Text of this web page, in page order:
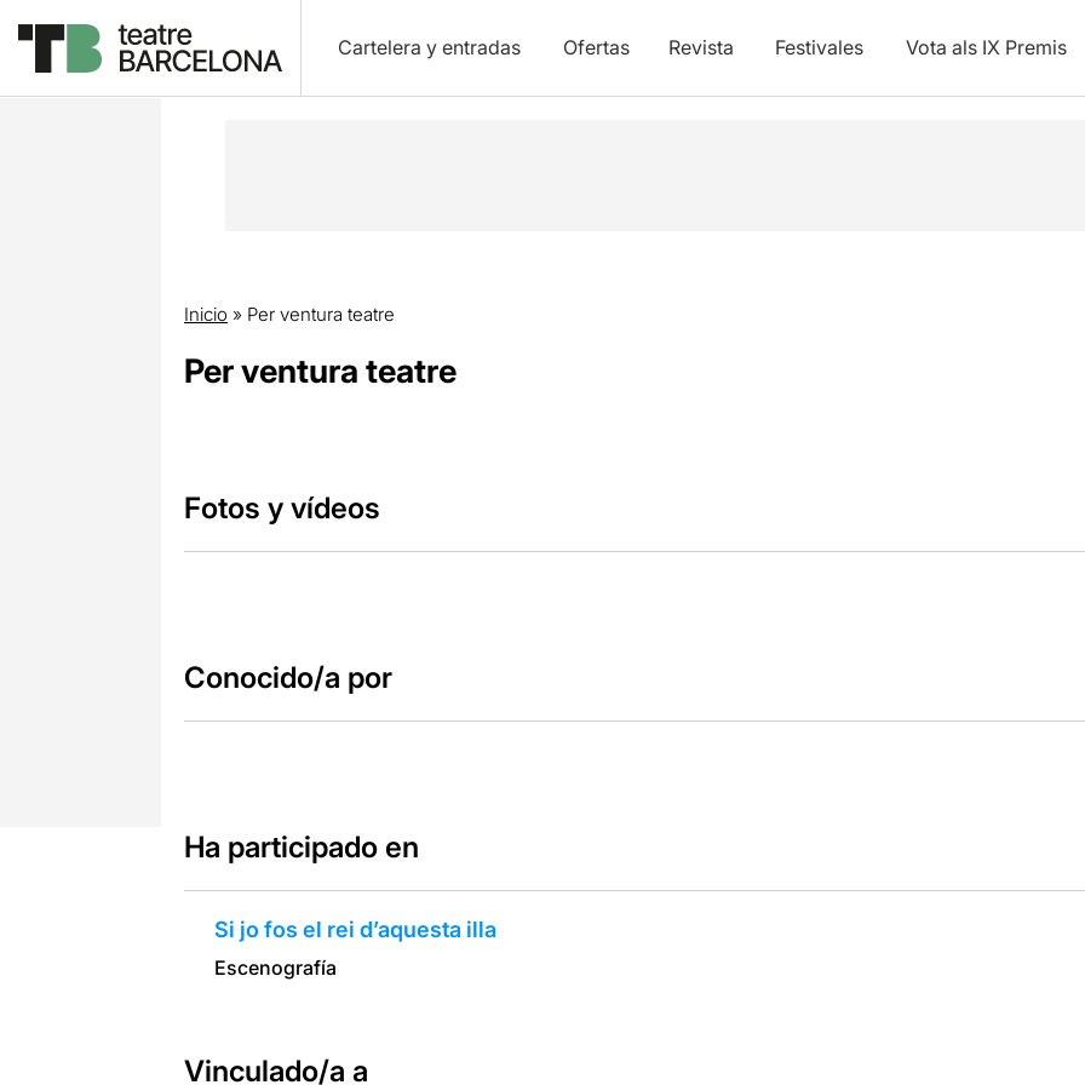
Cartelera y entradas Ofertas Revista Festivales Vota als IX Premis
Inicio » Per ventura teatre
Per ventura teatre
Fotos y vídeos
Conocido/a por
Ha participado en
Si jo fos el rei d’aquesta illa
Escenografía
Vinculado/a a